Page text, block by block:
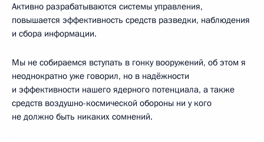
Активно разрабатываются системы управления,
повышается эффективность средств разведки, наблюдения
и сбора информации.
Мы не собираемся вступать в гонку вооружений, об этом я
неоднократно уже говорил, но в надёжности
и эффективности нашего ядерного потенциала, а также
средств воздушно-космической обороны ни у кого
не должно быть никаких сомнений.